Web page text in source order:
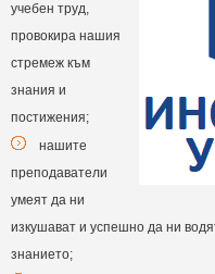
учебен труд,
провокира нашия
стремеж към
знания и
постижения;
нашите
преподаватели
умеят да ни
изкушават и успешно да ни
знанието;